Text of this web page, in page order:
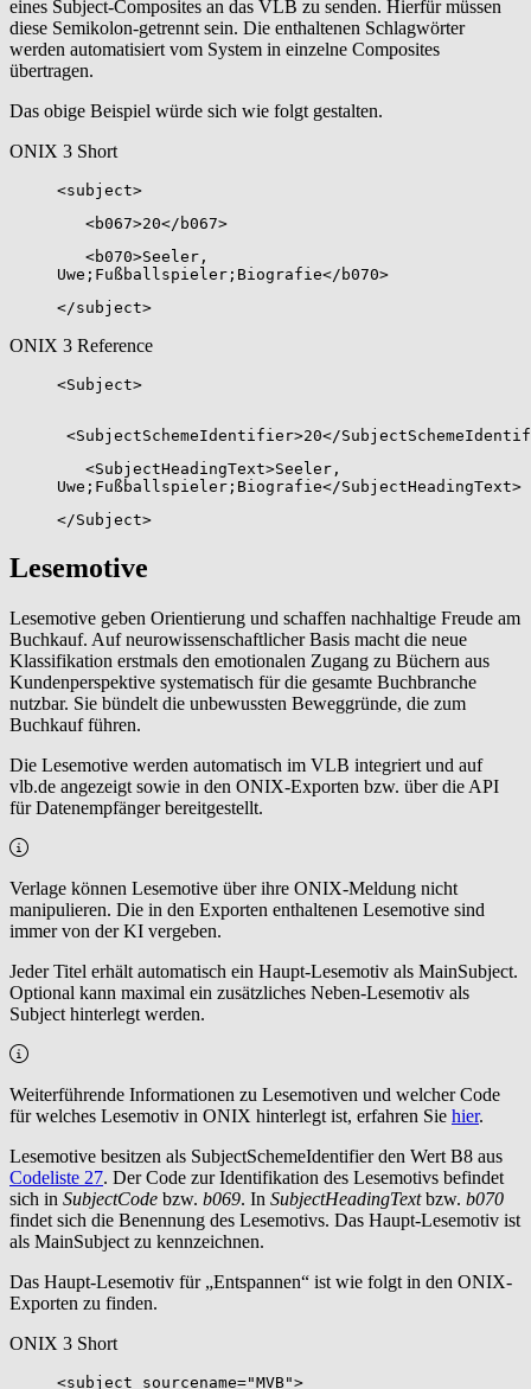
eines Subject-Composites an das VLB zu senden. Hierfür müssen
diese Semikolon-getrennt sein. Die enthaltenen Schlagwörter
werden automatisiert vom System in einzelne Composites
übertragen.
Das obige Beispiel würde sich wie folgt gestalten.
ONIX 3 Short
<subject>
<b067>20</b067>
<b070>Seeler,
Uwe;Fußballspieler;Biografie</b070>
</subject>
ONIX 3 Reference
<Subject>
<SubjectSchemeIdentifier>20</
<SubjectHeadingText>Seeler,
Uwe;Fußballspieler;Biografie</SubjectHeadingText>
</Subject>
Lesemotive
Lesemotive geben Orientierung und schaffen nachhaltige Freude am
Buchkauf. Auf neurowissenschaftlicher Basis macht die neue
Klassifikation erstmals den emotionalen Zugang zu Büchern aus
Kundenperspektive systematisch für die gesamte Buchbranche
nutzbar. Sie bündelt die unbewussten Beweggründe, die zum
Buchkauf führen.
Die Lesemotive werden automatisch im VLB integriert und auf
vlb.de angezeigt sowie in den ONIX-Exporten bzw. über die API
für Datenempfänger bereitgestellt.
Verlage können Lesemotive über ihre ONIX-Meldung nicht
manipulieren. Die in den Exporten enthaltenen Lesemotive sind
immer von der KI vergeben.
Jeder Titel erhält automatisch ein Haupt-Lesemotiv als MainSubject.
Optional kann maximal ein zusätzliches Neben-Lesemotiv als
Subject hinterlegt werden.
Weiterführende Informationen zu Lesemotiven und welcher Code
für welches Lesemotiv in ONIX hinterlegt ist, erfahren Sie hier.
Lesemotive besitzen als SubjectSchemeIdentifier den Wert B8 aus
Codeliste 27. Der Code zur Identifikation des Lesemotivs befindet
sich in SubjectCode bzw. b069. In SubjectHeadingTextbzw. b070
findet sich die Benennung des Lesemotivs. Das Haupt-Lesemotiv ist
als MainSubject zu kennzeichnen.
Das Haupt-Lesemotiv für „Entspannen“ ist wie folgt in den ONIX-
Exporten zu finden.
ONIX 3 Short
<subject sourcename="MVB">